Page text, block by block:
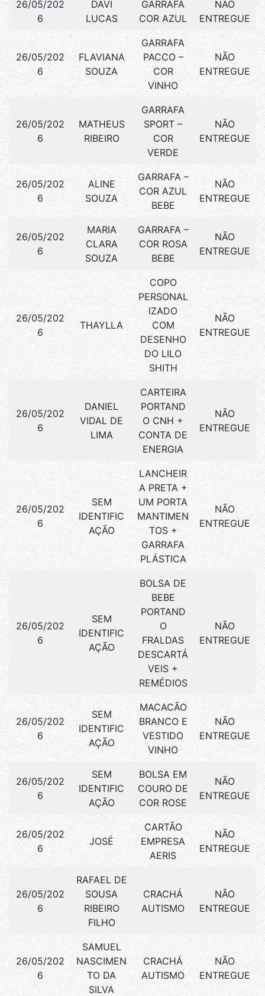
26/05/202
6
DAVI
LUCAS
GARRAFA
COR AZUL
NÃO
ENTREGUE
26/05/202
6
FLAVIANA
SOUZA
GARRAFA
PACCO –
COR
VINHO
NÃO
ENTREGUE
26/05/202
6
MATHEUS
RIBEIRO
GARRAFA
SPORT –
COR
VERDE
NÃO
ENTREGUE
26/05/202
6
ALINE
SOUZA
GARRAFA –
COR AZUL
BEBE
NÃO
ENTREGUE
26/05/202
6
MARIA
CLARA
SOUZA
GARRAFA –
COR ROSA
BEBE
NÃO
ENTREGUE
26/05/202
6
THAYLLA
COPO
PERSONAL
IZADO
COM
DESENHO
DO LILO
SHITH
NÃO
ENTREGUE
26/05/202
6
DANIEL
VIDAL DE
LIMA
CARTEIRA
PORTAND
O CNH +
CONTA DE
ENERGIA
NÃO
ENTREGUE
26/05/202
6
SEM
IDENTIFIC
AÇÃO
LANCHEIR
A PRETA +
UM PORTA
MANTIMEN
TOS +
GARRAFA
PLÁSTICA
NÃO
ENTREGUE
26/05/202
6
SEM
IDENTIFIC
AÇÃO
BOLSA DE
BEBE
PORTAND
O
FRALDAS
DESCARTÁ
VEIS +
REMÉDIOS
NÃO
ENTREGUE
26/05/202
6
SEM
IDENTIFIC
AÇÃO
MACACÃO
BRANCO E
VESTIDO
VINHO
NÃO
ENTREGUE
26/05/202
6
SEM
IDENTIFIC
AÇÃO
BOLSA EM
COURO DE
COR ROSE
NÃO
ENTREGUE
26/05/202
6
JOSÉ
CARTÃO
EMPRESA
AERIS
NÃO
ENTREGUE
26/05/202
6
RAFAEL DE
SOUSA
RIBEIRO
FILHO
CRACHÁ
AUTISMO
NÃO
ENTREGUE
26/05/202
6
SAMUEL
NASCIMEN
TO DA
SILVA
CRACHÁ
AUTISMO
NÃO
ENTREGUE